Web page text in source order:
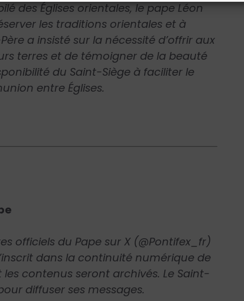
des Églises orientales, le pape Léon
les traditions orientales et à
a insisté sur la nécessité d’offrir aux
terres et de témoigner de la beauté
du Saint-Siège à faciliter le
entre Églises.
officiels du Pape sur X (@Pontifex_fr)
dans la continuité numérique de
contenus seront archivés. Le Saint-
diffuser ses messages.